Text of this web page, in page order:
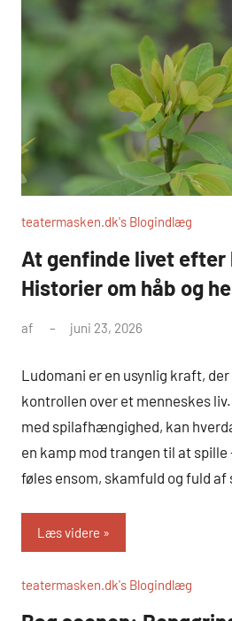
teatermasken.dk's Blogindlæg
At genfinde livet efter
Historier om håb og
af juni 23, 2026
Ludomani er en usynlig kraft,
kontrollen over et menneskes
med spilafhængighed, kan
en kamp mod trangen til at spille
føles ensom, skamfuld og fuld
Læs videre
teatermasken.dk's Blogindlæg